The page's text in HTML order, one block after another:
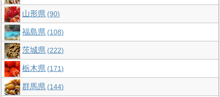
山形県 90
福島県 108
茨城県 222
栃木県 171
群馬県 144